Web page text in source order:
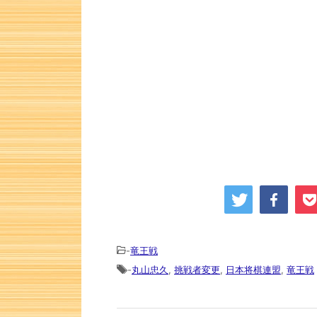
-竜王戦
-丸山忠久 , 挑戦者変更, 日本将棋連盟, 竜王戦
詰将棋 3手詰め・136 解説